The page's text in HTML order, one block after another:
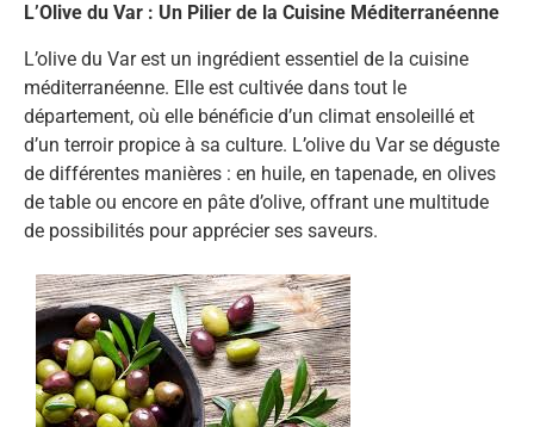
L’Olive du Var : Un Pilier de la Cuisine Méditerranéenne
L’olive du Var est un ingrédient essentiel de la cuisine
méditerranéenne. Elle est cultivée dans tout le
département, où elle bénéficie d’un climat ensoleillé et
d’un terroir propice à sa culture. L’olive du Var se déguste
de différentes manières : en huile, en tapenade, en olives
de table ou encore en pâte d’olive, offrant une multitude
de possibilités pour apprécier ses saveurs.